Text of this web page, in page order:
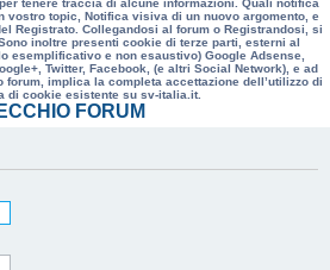
e
r
a
tenere traccia di alcune informazioni. Quali notifica
vostro topic, Notifica visiva di un nuovo argomento, e
Registrato. Collegandosi al forum o Registrandosi, si
inoltre presenti cookie di terze parti, esterni al
esemplificativo e non esaustivo) Google Adsense,
Twitter, Facebook, (e altri Social Network), e ad
implica la completa accettazione dell’utilizzo di
di cookie esistente su sv-italia.it.
FORUM